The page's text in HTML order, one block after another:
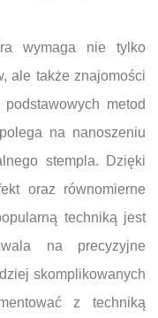
wymaga nie tylko
ale także znajomości
metod
na nanoszeniu
stempla. Dzięki
oraz równomierne
techniką jest
na precyzyjne
skomplikowanych
z techniką